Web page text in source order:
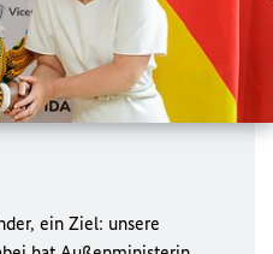
ein Ziel: unsere